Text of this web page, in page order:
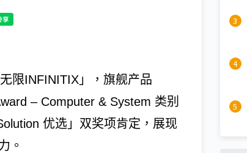
限INFINITIX」，旗舰产品
– Computer & System 类别
优选」双奖项肯定，展现
。